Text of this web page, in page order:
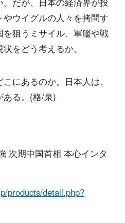
ウイグルの人々を拷問す
狙うミサイル、軍艦や戦
をどう考えるか。
にあるのか。日本人は、
ある。(格/泉)
次期中国首相 本心インタ
products/detail.php?